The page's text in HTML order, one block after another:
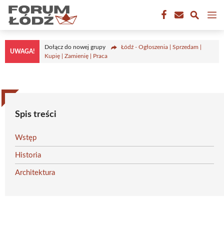
Przejdź
treści
UWAGA!
Dołącz do nowej grupy
Łódź - Ogłoszenia | Sprzedam |
Kupię | Zamienię | Praca
Spis treści
Wstęp
Historia
Architektura